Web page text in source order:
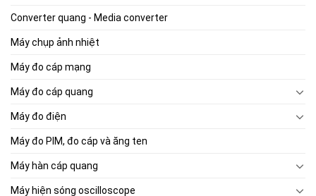
Converter quang - Media converter
Máy chụp ảnh nhiệt
Máy đo cáp mạng
Máy đo cáp quang
Máy đo điện
Máy đo PIM, đo cáp và ăng ten
Máy hàn cáp quang
Máy hiện sóng oscilloscope